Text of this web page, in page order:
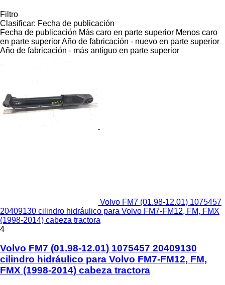
Filtro
Clasificar: Fecha de publicación
Fecha de publicación Más caro en parte superior Menos caro
en parte superiorAño de fabricación - nuevo en parte superior
Año de fabricación - más antiguo en parte superior
Volvo FM7 (01.98-12.01) 1075457
20409130 cilindro hidráulico para Volvo FM7-FM12, FM, FMX
(1998-2014) cabeza tractora
4
Volvo FM7 (01.98-12.01) 1075457 20409130
cilindro hidráulico para Volvo FM7-FM12, FM,
FMX (1998-2014) cabeza tractora